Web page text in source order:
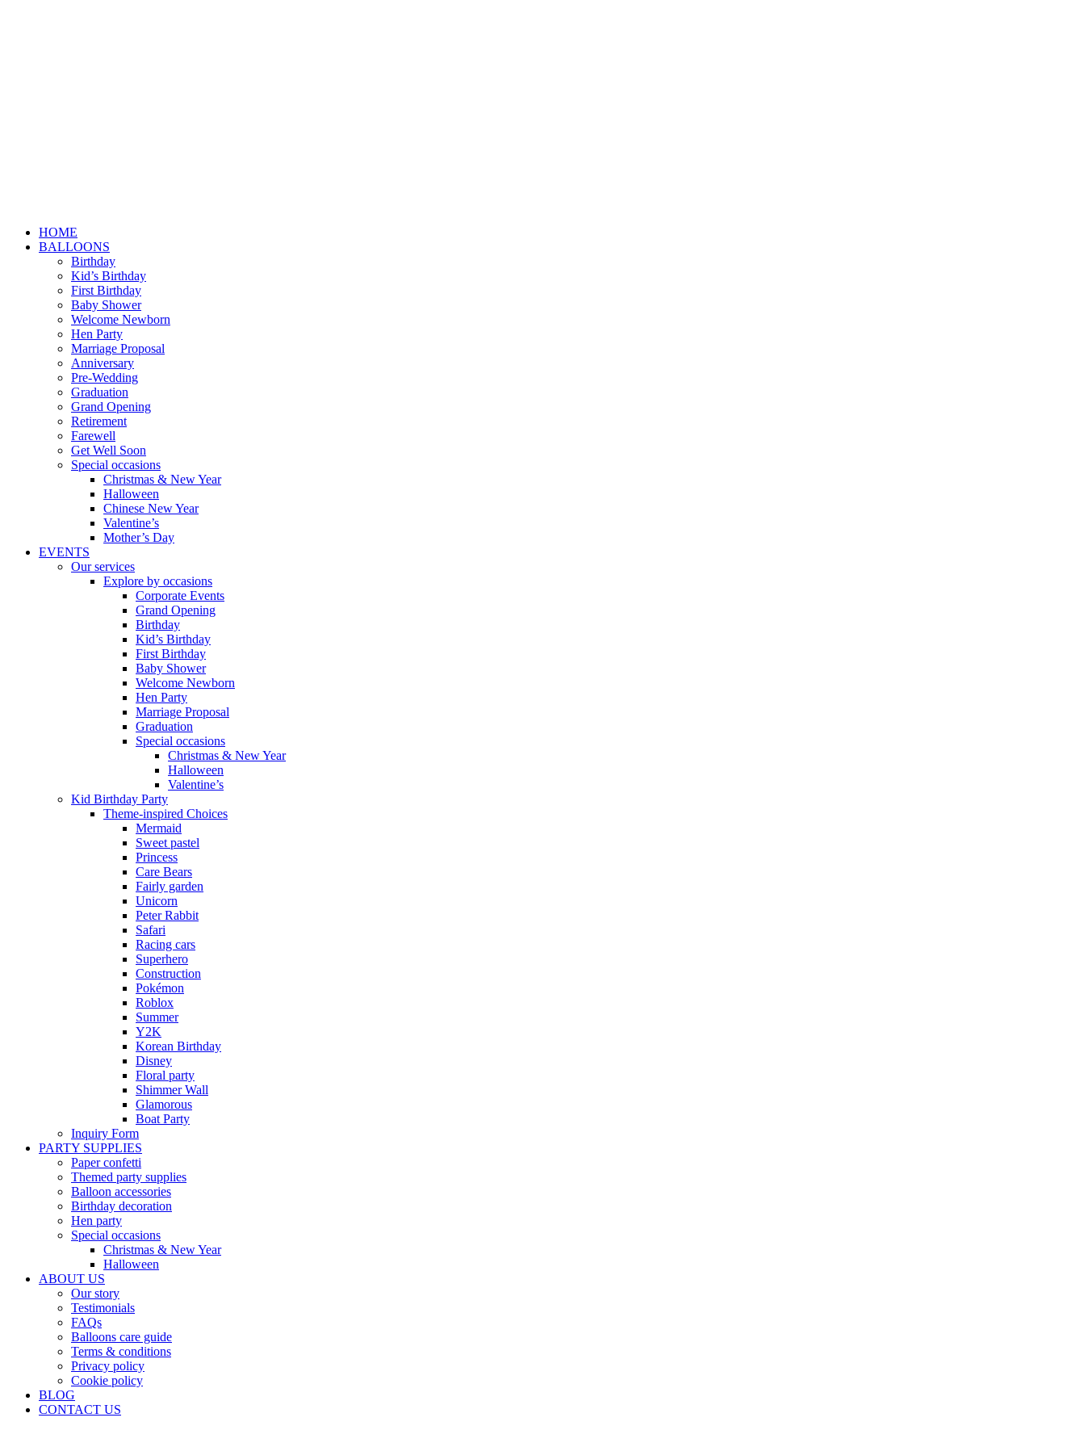
HOME
BALLOONS
Birthday
Kid’s Birthday
First Birthday
Baby Shower
Welcome Newborn
Hen Party
Marriage Proposal
Anniversary
Pre-Wedding
Graduation
Grand Opening
Retirement
Farewell
Get Well Soon
Special occasions
Christmas & New Year
Halloween
Chinese New Year
Valentine’s
Mother’s Day
EVENTS
Our services
Explore by occasions
Corporate Events
Grand Opening
Birthday
Kid’s Birthday
First Birthday
Baby Shower
Welcome Newborn
Hen Party
Marriage Proposal
Graduation
Special occasions
Christmas & New Year
Halloween
Valentine’s
Kid Birthday Party
Theme-inspired Choices
Mermaid
Sweet pastel
Princess
Care Bears
Fairly garden
Unicorn
Peter Rabbit
Safari
Racing cars
Superhero
Construction
Pokémon
Roblox
Summer
Y2K
Korean Birthday
Disney
Floral party
Shimmer Wall
Glamorous
Boat Party
Inquiry Form
PARTY SUPPLIES
Paper confetti
Themed party supplies
Balloon accessories
Birthday decoration
Hen party
Special occasions
Christmas & New Year
Halloween
ABOUT US
Our story
Testimonials
FAQs
Balloons care guide
Terms & conditions
Privacy policy
Cookie policy
BLOG
CONTACT US